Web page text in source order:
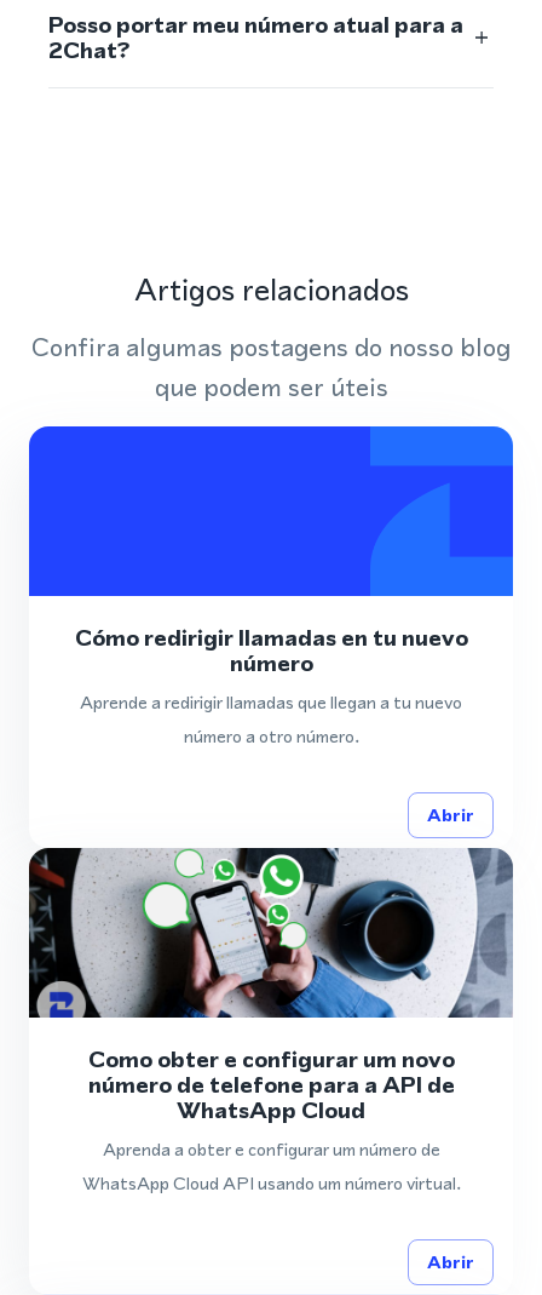
Posso portar meu número atual para a
2Chat?
Artigos relacionados
Confira algumas postagens do nosso blog
que podem ser úteis
Cómo redirigir llamadas en tu nuevo
número
Aprende a redirigir llamadas que llegan a tu nuevo
número a otro número.
Abrir
Como obter e configurar um novo
número de telefone para a API de
WhatsApp Cloud
Aprenda a obter e configurar um número de
WhatsApp Cloud API usando um número virtual.
Abrir